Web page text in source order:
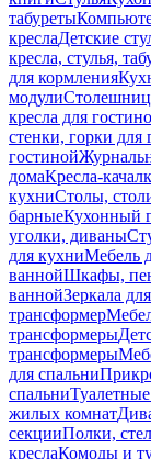
табуреты
креслаДетские
кресла, стулья,
для кормления
модули
кресла для
стенки, горки для
гостиной
домаКресла-
кухниСтолы,
барныеКухонный
уголки, диваны
для кухниМебель
ваннойШкафы,
ваннойЗеркала
трансформер
трансформеры
трансформеры
для спальни
спальни
жилых комнат
секцииПолки,
креслаКомоды и